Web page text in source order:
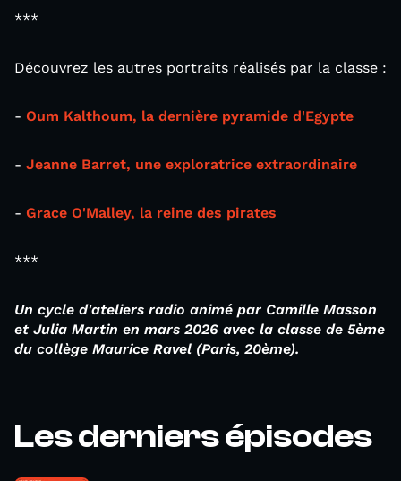
***
Découvrez les autres portraits réalisés par la classe :
- Oum Kalthoum, la dernière pyramide d'Egypte
- Jeanne Barret, une exploratrice extraordinaire
- Grace O'Malley, la reine des pirates
***
Un cycle d'ateliers radio animé par Camille Masson
et Julia Martin en mars 2026 avec la classe de 5ème
du collège Maurice Ravel (Paris, 20ème).
Les derniers épisodes